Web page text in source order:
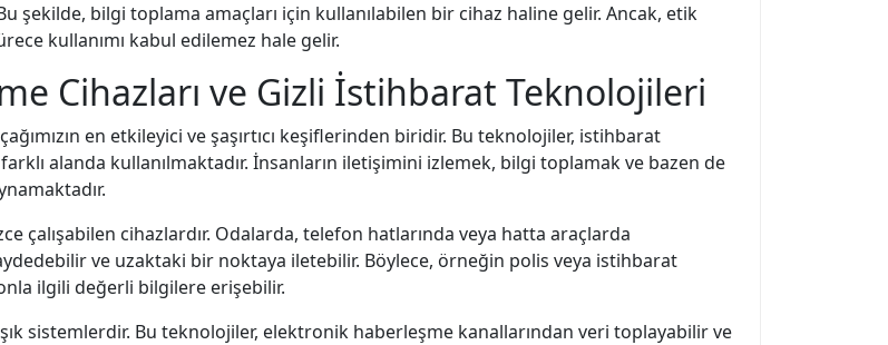
şekilde, bilgi toplama amaçları için kullanılabilen bir cihaz haline gelir. Ancak, etik
kullanımı kabul edilemez hale gelir.
Cihazları ve Gizli İstihbarat Teknolojileri
en etkileyici ve şaşırtıcı keşiflerinden biridir. Bu teknolojiler, istihbarat
alanda kullanılmaktadır. İnsanların iletişimini izlemek, bilgi toplamak ve bazen de
çalışabilen cihazlardır. Odalarda, telefon hatlarında veya hatta araçlarda
ve uzaktaki bir noktaya iletebilir. Böylece, örneğin polis veya istihbarat
ilgili değerli bilgilere erişebilir.
sistemlerdir. Bu teknolojiler, elektronik haberleşme kanallarından veri toplayabilir ve